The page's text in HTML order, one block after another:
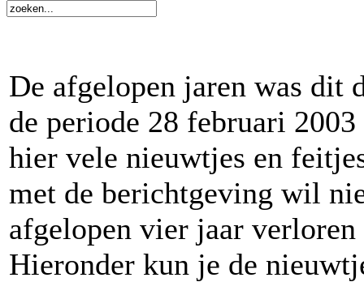
De afgelopen jaren was dit
de periode 28 februari
hier vele nieuwtjes en
met de berichtgeving wil
afgelopen vier jaar
Hieronder kun je de